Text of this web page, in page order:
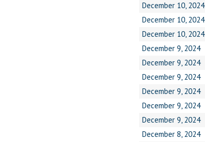
December 10, 2024
December 10, 2024
December 10, 2024
December 9, 2024
December 9, 2024
December 9, 2024
December 9, 2024
December 9, 2024
December 9, 2024
December 8, 2024